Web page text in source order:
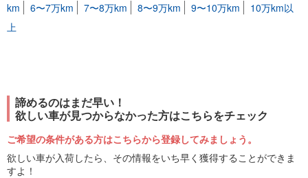
km
6〜7万km 7〜8万km 8〜9万km 9〜10万km
10万km以
上
諦めるのはまだ早い！
欲しい車が見つからなかった方はこちらをチェック
ご希望の条件がある方はこちらから登録してみましょう。
欲しい車が入荷したら、その情報をいち早く獲得することができま
すよ！